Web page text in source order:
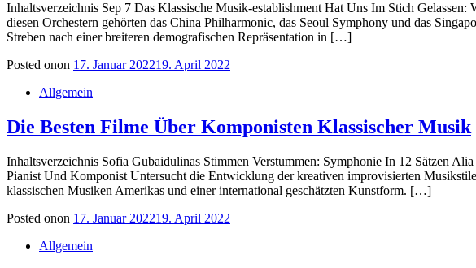
Inhaltsverzeichnis Sep 7 Das Klassische Musik-establishment Hat Uns Im Stich
diesen Orchestern gehörten das China Philharmonic, das Seoul Symphony und das
Streben nach einer breiteren demografischen Repräsentation in […]
Posted onon 17. Januar 202219. April 2022
Allgemein
Die Besten Filme Über Komponisten Klassischer Musik
Inhaltsverzeichnis Sofia Gubaidulinas Stimmen Verstummen: Symphonie In 12 Sätzen
Pianist Und Komponist Untersucht die Entwicklung der kreativen improvisierten
klassischen Musiken Amerikas und einer international geschätzten Kunstform. […]
Posted onon 17. Januar 202219. April 2022
Allgemein